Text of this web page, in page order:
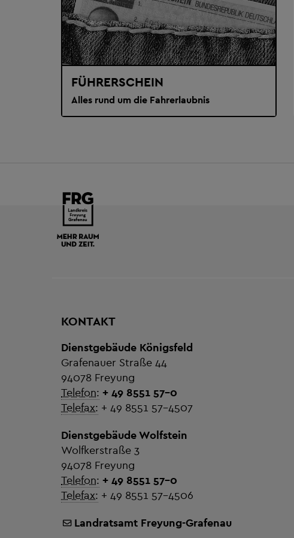
FÜHRERSCHEIN
Alles rund um die Fahrerlaubnis
KONTAKT
Dienstgebäude Königsfeld
Grafenauer Straße 44
94078 Freyung
Telefon: + 49 8551 57-0
Telefax: + 49 8551 57-4507
Dienstgebäude Wolfstein
Wolfkerstraße 3
94078 Freyung
Telefon: + 49 8551 57-0
Telefax: + 49 8551 57-4506
Landratsamt Freyung-Grafenau